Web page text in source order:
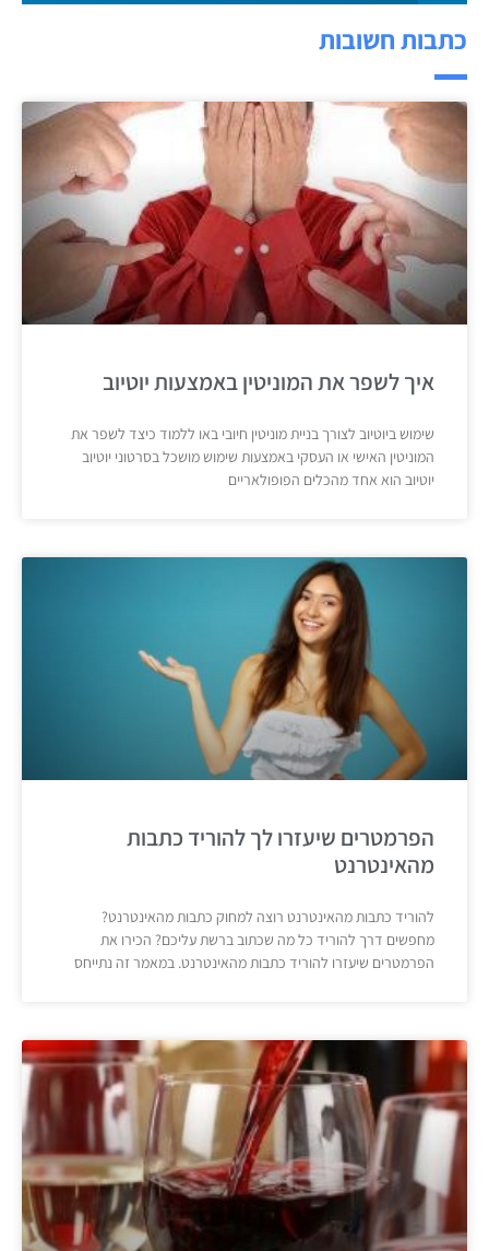
כתבות חשובות
איך לשפר את המוניטין באמצעות יוטיוב
שימוש ביוטיוב לצורך בניית מוניטין חיובי באו ללמוד כיצד לשפר את
המוניטין האישי או העסקי באמצעות שימוש מושכל בסרטוני יוטיוב
יוטיוב הוא אחד מהכלים הפופולאריים
הפרמטרים שיעזרו לך להוריד כתבות
מהאינטרנט
להוריד כתבות מהאינטרנט רוצה למחוק כתבות מהאינטרנט?
מחפשים דרך להוריד כל מה שכתוב ברשת עליכם? הכירו את
הפרמטרים שיעזרו להוריד כתבות מהאינטרנט. במאמר זה נתייחס